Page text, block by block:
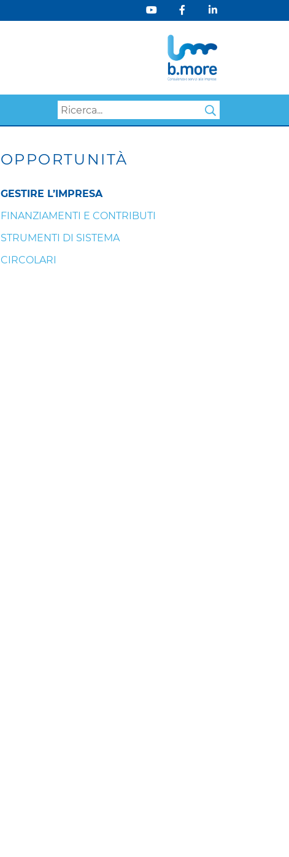
OPPORTUNITÀ
GESTIRE L’IMPRESA
FINANZIAMENTI E CONTRIBUTI
STRUMENTI DI SISTEMA
CIRCOLARI